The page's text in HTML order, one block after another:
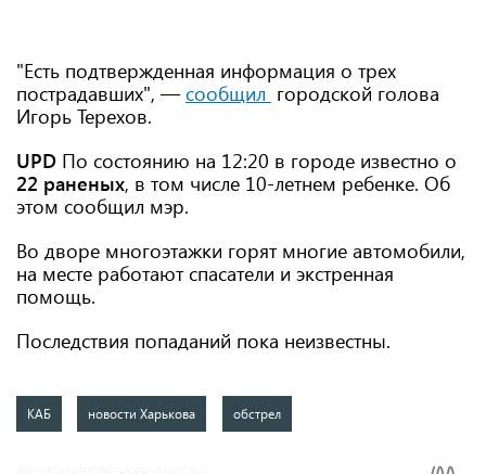
"Есть подтвержденная информация о трех
пострадавших", — сообщил городской голова
Игорь Терехов.
UPD По состоянию на 12:20 в городе известно о
22 раненых, в том числе 10-летнем ребенке. Об
этом сообщил мэр.
Во дворе многоэтажки горят многие автомобили,
на месте работают спасатели и экстренная
помощь.
Последствия попаданий пока неизвестны.
КАБ новости Харькова обстрел